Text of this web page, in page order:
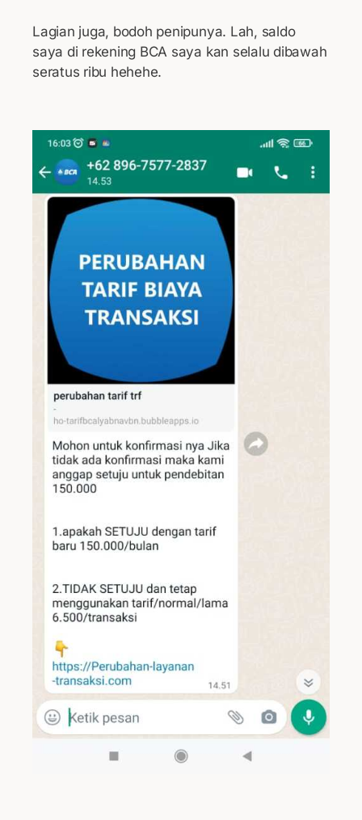
Lagian juga, bodoh penipunya. Lah, saldo
saya di rekening BCA saya kan selalu dibawah
seratus ribu hehehe.